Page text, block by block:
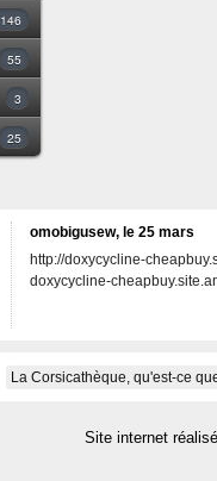
146
55
3
25
omobigusew, le 25 mars
http://doxycycline-
doxycycline-
La Corsicathèque, qu'est-ce
Site internet